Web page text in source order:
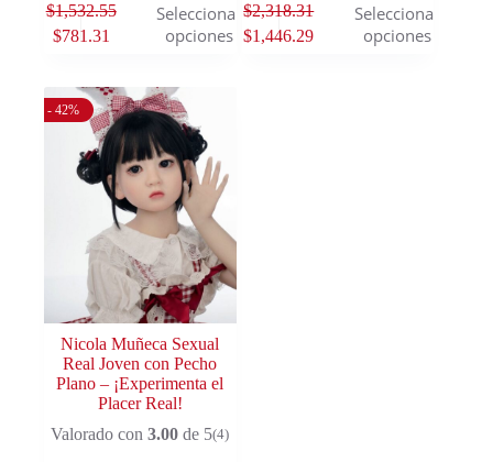
$1,532.55
$781.31
Seleccionar
opciones
$2,318.31
$1,446.29
Seleccionar
opciones
- 42%
Nicola Muñeca Sexual
Real Joven con Pecho
Plano – ¡Experimenta el
Placer Real!
Valorado con3.00 de 5(4)